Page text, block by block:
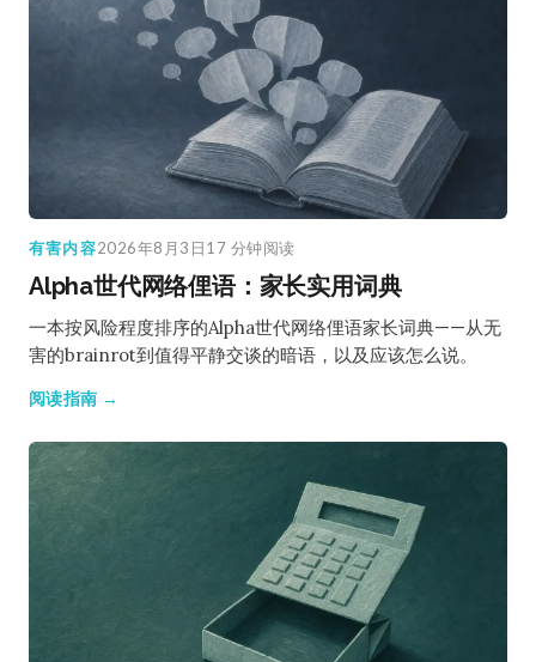
有害内容2026年8月3日17 分钟阅读
Alpha世代网络俚语：家长实用词典
一本按风险程度排序的Alpha世代网络俚语家长词典——从无
害的brainrot到值得平静交谈的暗语，以及应该怎么说。
阅读指南 →